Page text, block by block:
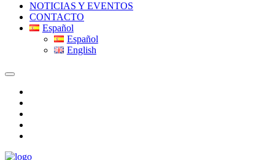
NOTICIAS Y EVENTOS
CONTACTO
Español
Español
English